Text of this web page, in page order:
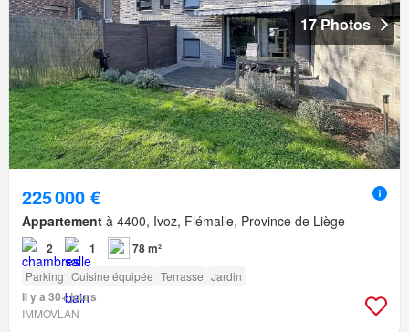
17 Photos
225 000 €
Appartement à 4400, Ivoz, Flémalle, Province de Liège
2 1 78 m²
Parking Cuisine équipée Terrasse Jardin
Il y a 30+ jours
IMMOVLAN